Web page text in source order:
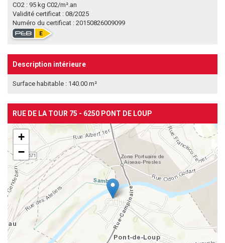
CO2 : 95 kg C02/m².an
Validité certificat : 08/2025
Numéro du certificat : 20150826009099
Description intérieure
Surface habitable : 140.00 m²
RUE DE LA TOUR 75 - 6250 PONT DE LOUP
+
−